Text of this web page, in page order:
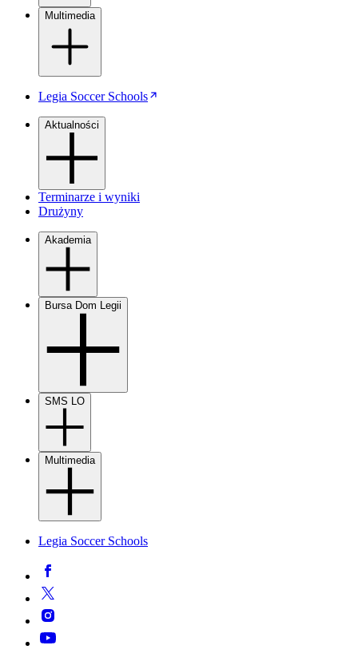
Multimedia
Legia Soccer Schools
Aktualności
Terminarze i wyniki
Drużyny
Akademia
Bursa Dom Legii
SMS LO
Multimedia
Legia Soccer Schools